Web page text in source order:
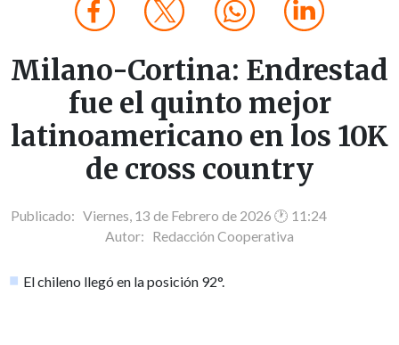
Milano-Cortina: Endrestad
fue el quinto mejor
latinoamericano en los 10K
de cross country
Publicado: Viernes, 13 de Febrero de 2026 🕐 11:24
Autor: Redacción Cooperativa
El chileno llegó en la posición 92°.